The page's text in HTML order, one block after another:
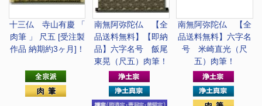
十三仏 寺山有慶 「
肉筆 」 尺五 [受注製
作品 納期約3ヶ月]！
南無阿弥陀仏 【全
品送料無料】
【即納
品】六字名号 飯尾
東晃（尺五）肉筆！
南無阿弥陀仏 【全
品送料無料】六字名
号 米崎直光（尺
五）肉筆！